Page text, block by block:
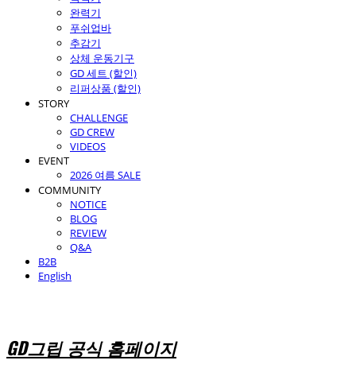
완력기
푸쉬업바
추감기
상체 운동기구
GD 세트 (할인)
리퍼상품 (할인)
STORY
CHALLENGE
GD CREW
VIDEOS
EVENT
2026 여름 SALE
COMMUNITY
NOTICE
BLOG
REVIEW
Q&A
B2B
English
GD그립 공식 홈페이지